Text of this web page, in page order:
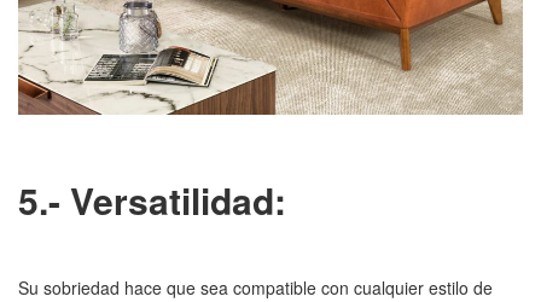
5.- Versatilidad:
Su sobriedad hace que sea compatible con cualquier estilo de